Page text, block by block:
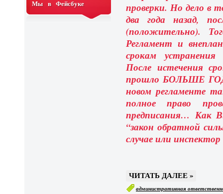
проверки. Но дело в
два года назад,
(положительно).
Регламент и
срокам
После истечения
прошло БОЛЬШЕ
новом регламенте
полное право
предписания… Как
“закон обратной
случае или инспектор
ЧИТАТЬ ДАЛЕЕ »
административная
Мы в Фейсбуке